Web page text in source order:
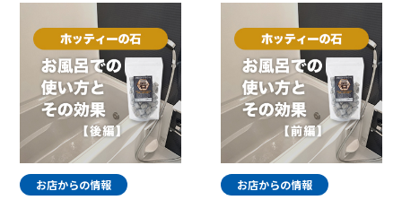
お店からの情報
お店からの情報